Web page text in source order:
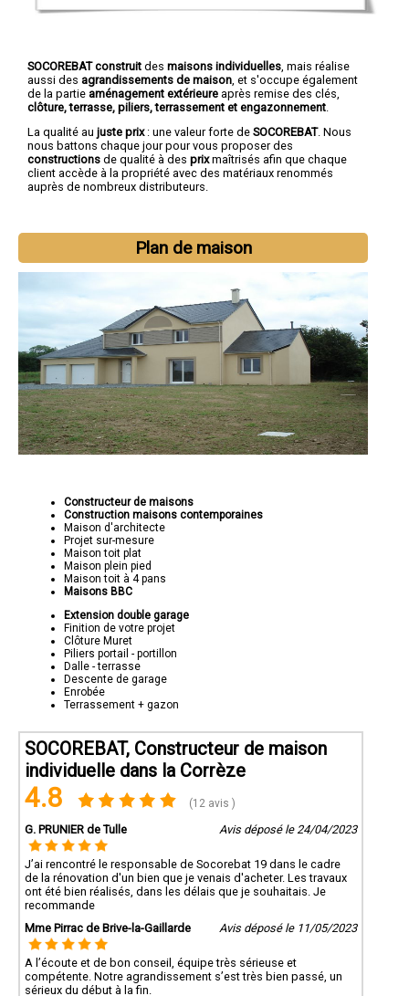
SOCOREBAT construit des maisons individuelles , mais réalise
aussi des agrandissements de maison , et s'occupe également
de la partie aménagement extérieure après remise des clés,
clôture, terrasse, piliers, terrassement et engazonnement
La qualité au juste prix: une valeur forte de SOCOREBAT. Nous
nous battons chaque jour pour vous proposer des
constructions de qualité à des prixmaîtrisés afin que chaque
client accède à la propriété avec des matériaux renommés
auprès de nombreux distributeurs.
Plan de maison
Constructeur de maisons
Construction maisons contemporaines
Maison d'architecte
Projet sur-mesure
Maison toit plat
Maison plein pied
Maison toit à 4 pans
Maisons BBC
Extension double garage
Finition de votre projet
Clôture Muret
Piliers portail - portillon
Dalle - terrasse
Descente de garage
Enrobée
Terrassement + gazon
SOCOREBAT, Constructeur de maison
individuelle dans la Corrèze
4.8 (12 avis )
G. PRUNIER de Tulle Avis déposé le 24/04/2023
J’ai rencontré le responsable de Socorebat 19 dans le cadre
de la rénovation d'un bien que je venais d'acheter. Les travaux
ont été bien réalisés, dans les délais que je souhaitais. Je
recommande
Mme Pirrac de Brive-la-Gaillarde
Avis déposé le 11/05/2023
A l’écoute et de bon conseil, équipe très sérieuse et
compétente. Notre agrandissement s’est très bien passé, un
sérieux du début à la fin.